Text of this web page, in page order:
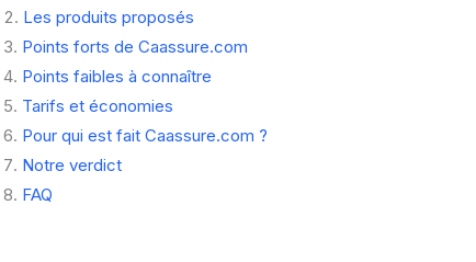
Les produits proposés
Points forts de Caassure.com
Points faibles à connaître
Tarifs et économies
Pour qui est fait Caassure.com ?
Notre verdict
FAQ